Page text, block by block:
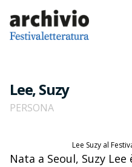
Lee, Suzy
PERSONA
Lee Suzy al
Nata a Seoul, Suzy